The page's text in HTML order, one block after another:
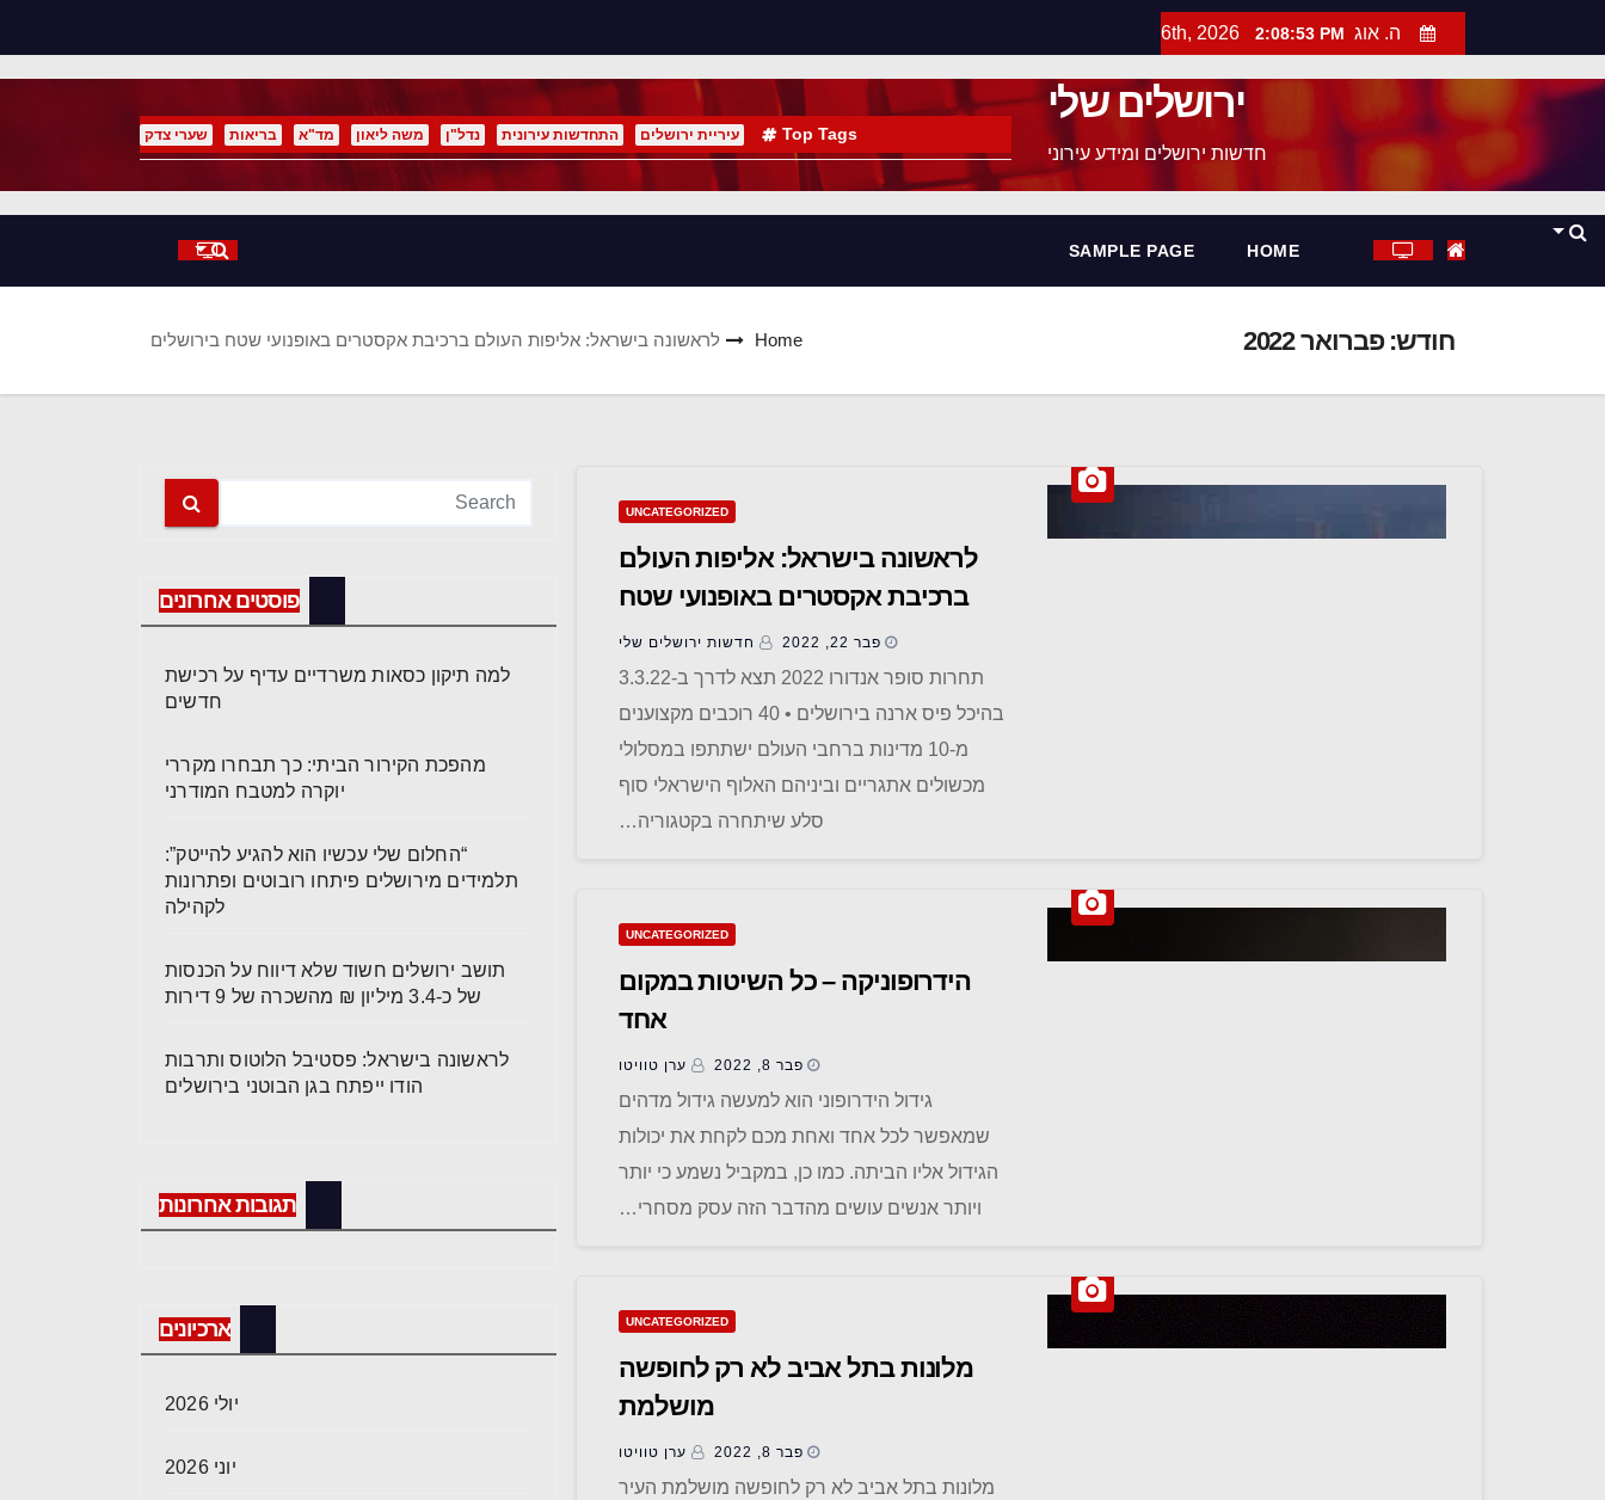
ה. אוג 6th, 2026 2:08:54 PM
ירושלים שלי
חדשות ירושלים ומידע עירוני
Top Tags עיריית ירושלים התחדשות עירונית נדל"ן משה ליאון מד"א בריאות שערי צדק
HOME
SAMPLE PAGE
חודש:פברואר 2022 Home לראשונה בישראל: אליפות העולם ברכיבת אקסטרים באופנועי שטח בירושלים
UNCATEGORIZED
לראשונה בישראל: אליפות העולם
ברכיבת אקסטרים באופנועי שטח
בירושלים
פבר 22, 2022 חדשות ‫ירושלים שלי
תחרות סופר אנדורו 2022 תצא לדרך ב-3.3.22
בהיכל פיס ארנה בירושלים • 40 רוכבים מקצוענים
מ-10 מדינות ברחבי העולם ישתתפו במסלולי
מכשולים אתגריים וביניהם האלוף הישראלי סוף
סלע שיתחרה בקטגוריה…
UNCATEGORIZED
הידרופוניקה – כל השיטות במקום
אחד
פבר 8, 2022 ערן טוויטו
גידול הידרופוני הוא למעשה גידול מדהים
שמאפשר לכל אחד ואחת מכם לקחת את יכולות
הגידול אליו הביתה. כמו כן, במקביל נשמע כי יותר
ויותר אנשים עושים מהדבר הזה עסק מסחרי…
UNCATEGORIZED
מלונות בתל אביב לא רק לחופשה
מושלמת
פבר 8, 2022 ערן טוויטו
מלונות בתל אביב לא רק לחופשה מושלמת העיר
פוסטים אחרונים
למה תיקון כסאות משרדיים עדיף על רכישת
חדשים
מהפכת הקירור הביתי: כך תבחרו מקררי
יוקרה למטבח המודרני
“החלום שלי עכשיו הוא להגיע להייטק”:
תלמידים מירושלים פיתחו רובוטים ופתרונות
לקהילה
תושב ירושלים חשוד שלא דיווח על הכנסות
של כ-3.4 מיליון ₪ מהשכרה של 9 דירות
לראשונה בישראל: פסטיבל הלוטוס ותרבות
הודו ייפתח בגן הבוטני בירושלים
תגובות אחרונות
ארכיונים
יולי 2026
יוני 2026